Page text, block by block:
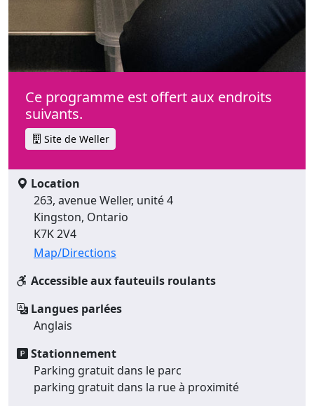
Ce programme est offert aux endroits
suivants.
Site de Weller
Location
263, avenue Weller, unité 4
Kingston, Ontario
K7K 2V4
Map/Directions
Accessible aux fauteuils roulants
Langues parlées
Anglais
Stationnement
Parking gratuit dans le parc
parking gratuit dans la rue à proximité